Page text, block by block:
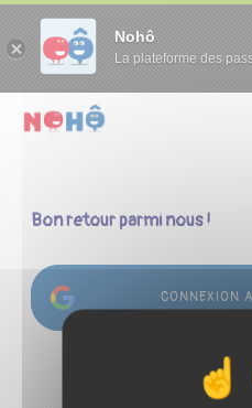
Nohô
La plateforme des
Bon retour parmi nous !
CONNEXION
Panneau de gestion des cookies